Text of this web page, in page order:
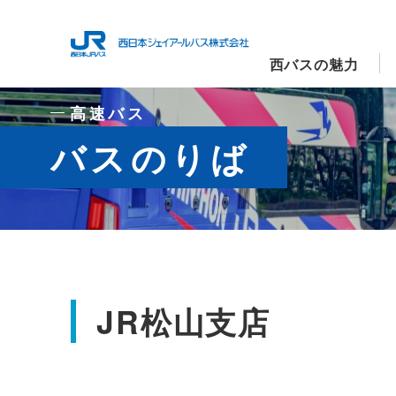
西バスの魅力
高速バス
バスのりば
JR松山支店